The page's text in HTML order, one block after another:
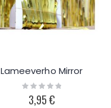
Lameeverho Mirror
Rating:
0%3,95 €